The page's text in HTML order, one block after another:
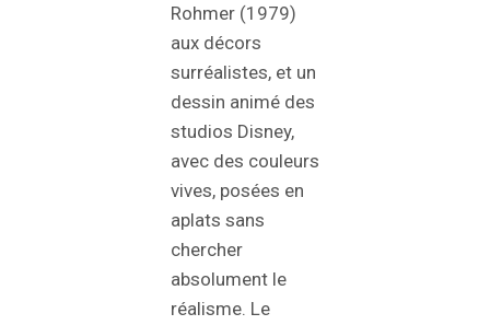
Rohmer (1979)
aux décors
surréalistes, et un
dessin animé des
studios Disney,
avec des couleurs
vives, posées en
aplats sans
chercher
absolument le
réalisme. Le